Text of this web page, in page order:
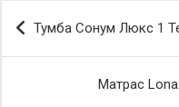
Навигация
по
Тумба Сонум Люкс 1
Матрас